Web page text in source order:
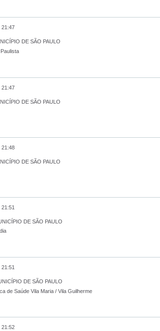
21:47
DE SÃO PAULO
21:47
DE SÃO PAULO
21:48
DE SÃO PAULO
DE SÃO PAULO
21:51
DE SÃO PAULO
de Saúde Vila Maria / Vila Guilherme
21:52